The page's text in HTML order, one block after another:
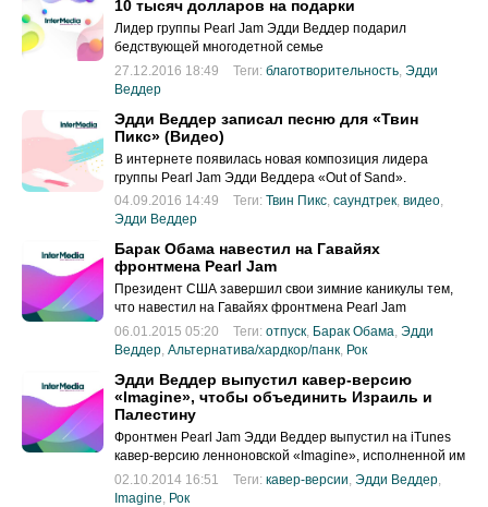
10 тысяч долларов на подарки
Лидер группы Pearl Jam Эдди Веддер подарил
бедствующей многодетной семье
27.12.2016 18:49
Теги: благотворительность Эдди
Веддер
Эдди Веддер записал песню для «Твин
Пикс» (Видео)
В интернете появилась новая композиция лидера
группы Pearl Jam Эдди Веддера «Out of Sand».
04.09.2016 14:49
Теги: Твин Пикс, саундтрек, видео,
Эдди Веддер
Барак Обама навестил на Гавайях
фронтмена Pearl Jam
Президент США завершил свои зимние каникулы тем,
что навестил на Гавайях фронтмена Pearl Jam
06.01.2015 05:20
Теги: отпуск, Барак Обама, Эдди
Веддер, Альтернатива/хардкор/панк, Рок
Эдди Веддер выпустил кавер-версию
«Imagine», чтобы объединить Израиль и
Палестину
Фронтмен Pearl Jam Эдди Веддер выпустил на iTunes
кавер-версию ленноновской «Imagine», исполненной им
на португальском фестивале
02.10.2014 16:51 Теги: кавер-версии Эдди Веддер
Imagine Рок